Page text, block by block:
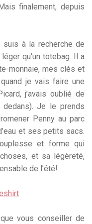
finalement, depuis
suis à la recherche de
qu’un totebag. Il a
monnaie, mes clés et
je vais faire une
j’avais oublié de
Je le prends
Penny au parc
et ses petits sacs.
et forme qui
et sa légèreté,
de l’été!
vous conseiller de